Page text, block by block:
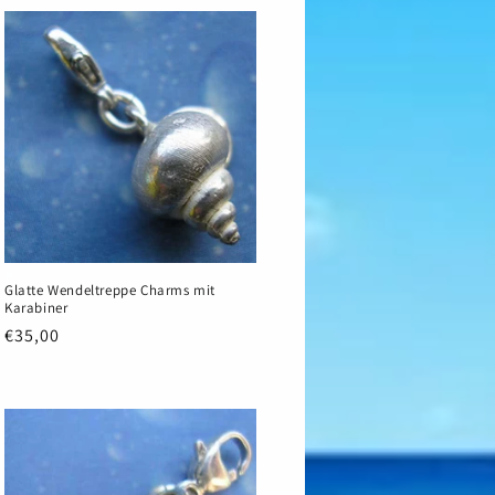
Glatte Wendeltreppe Charms mit
Karabiner
Normaler
€35,00